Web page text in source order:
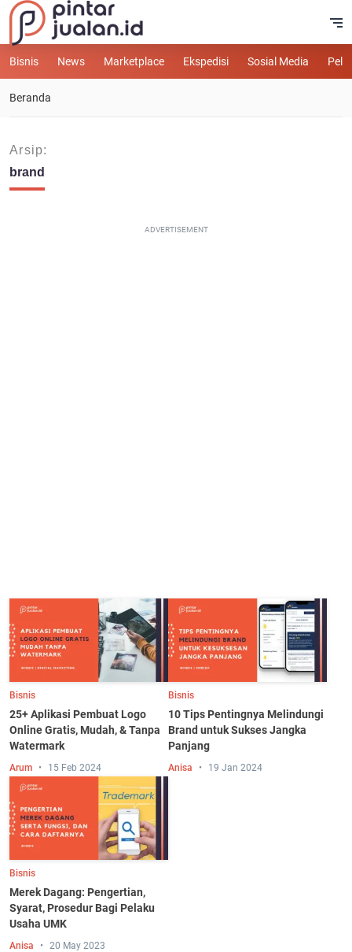
Bisnis News Marketplace Ekspedisi Sosial Media
Beranda
Arsip:
brand
ADVERTISEMENT
Bisnis
25+ Aplikasi Pembuat Logo
Online Gratis, Mudah, & Tanpa
Watermark
Arum 15 Feb 2024
Bisnis
10 Tips Pentingnya Melindungi
Brand untuk Sukses Jangka
Panjang
Anisa 19 Jan 2024
Bisnis
Merek Dagang: Pengertian,
Syarat, Prosedur Bagi Pelaku
Usaha UMK
Anisa 20 May 2023